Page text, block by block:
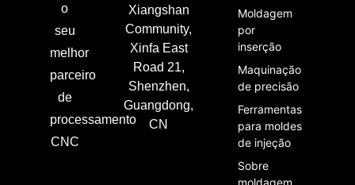
o
seu
melhor
parceiro
de
processamento
CNC
Xiangshan
Community,
Xinfa East
Road 21,
Shenzhen,
Guangdong,
CN
Moldagem
por
inserção
Maquinação
de precisão
Ferramentas
para moldes
de injeção
Sobre
moldagem